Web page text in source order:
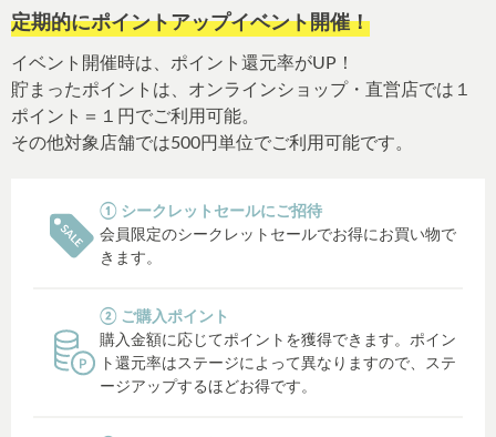
定期的にポイントアップイベント開催！
イベント開催時は、ポイント還元率がUP！
貯まったポイントは、オンラインショップ・直営店では１
ポイント＝１円でご利用可能。
その他対象店舗では500円単位でご利用可能です。
① シークレットセールにご招待
会員限定のシークレットセールでお得にお買い物で
きます。
② ご購入ポイント
購入金額に応じてポイントを獲得できます。ポイン
ト還元率はステージによって異なりますので、ステ
ージアップするほどお得です。